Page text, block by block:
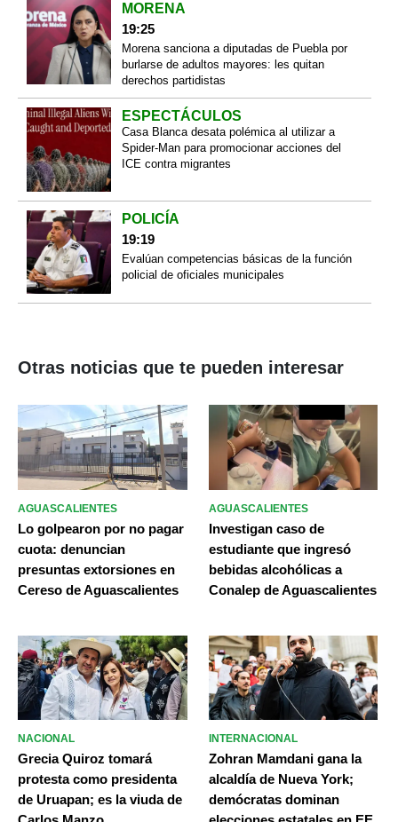
MORENA
19:25
Morena sanciona a diputadas de Puebla por
burlarse de adultos mayores: les quitan
derechos partidistas
ESPECTÁCULOS
Casa Blanca desata polémica al utilizar a
Spider-Man para promocionar acciones del
ICE contra migrantes
POLICÍA
19:19
Evalúan competencias básicas de la función
policial de oficiales municipales
Otras noticias que te pueden interesar
AGUASCALIENTES
Lo golpearon por no pagar
cuota: denuncian
presuntas extorsiones en
Cereso de Aguascalientes
AGUASCALIENTES
Investigan caso de
estudiante que ingresó
bebidas alcohólicas a
Conalep de Aguascalientes
NACIONAL
Grecia Quiroz tomará
protesta como presidenta
de Uruapan; es la viuda de
INTERNACIONAL
Zohran Mamdani gana la
alcaldía de Nueva York;
demócratas dominan